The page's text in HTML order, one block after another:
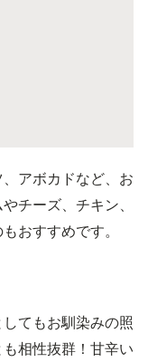
アボカドなど、お
チーズ、チキン、
おすすめです。
てもお馴染みの照
相性抜群！甘辛い